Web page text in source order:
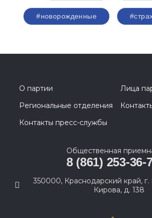
#новорожденные
О партии
Лица
Региональные отделения
Контакты пресс-службы
Общественная
8 (861) 253-36-
350000, Краснодарский край, г.
Кирова, д. 138